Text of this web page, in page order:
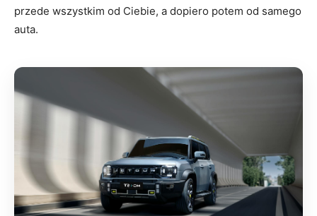
przede wszystkim od Ciebie, a dopiero potem od samego
auta.